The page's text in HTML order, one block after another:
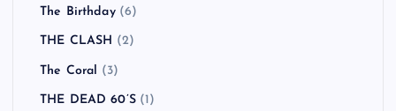
The Birthday(6)
THE CLASH (2)
The Coral (3)
THE DEAD 60’S(1)